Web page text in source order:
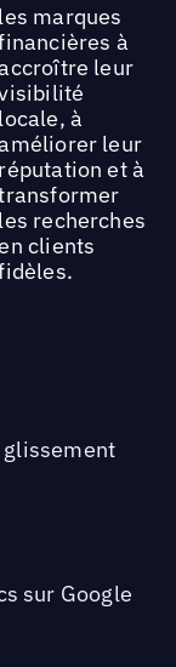
les marques
à
leur
locale, à
leur
réputation et à
les recherches
clients
sur Google